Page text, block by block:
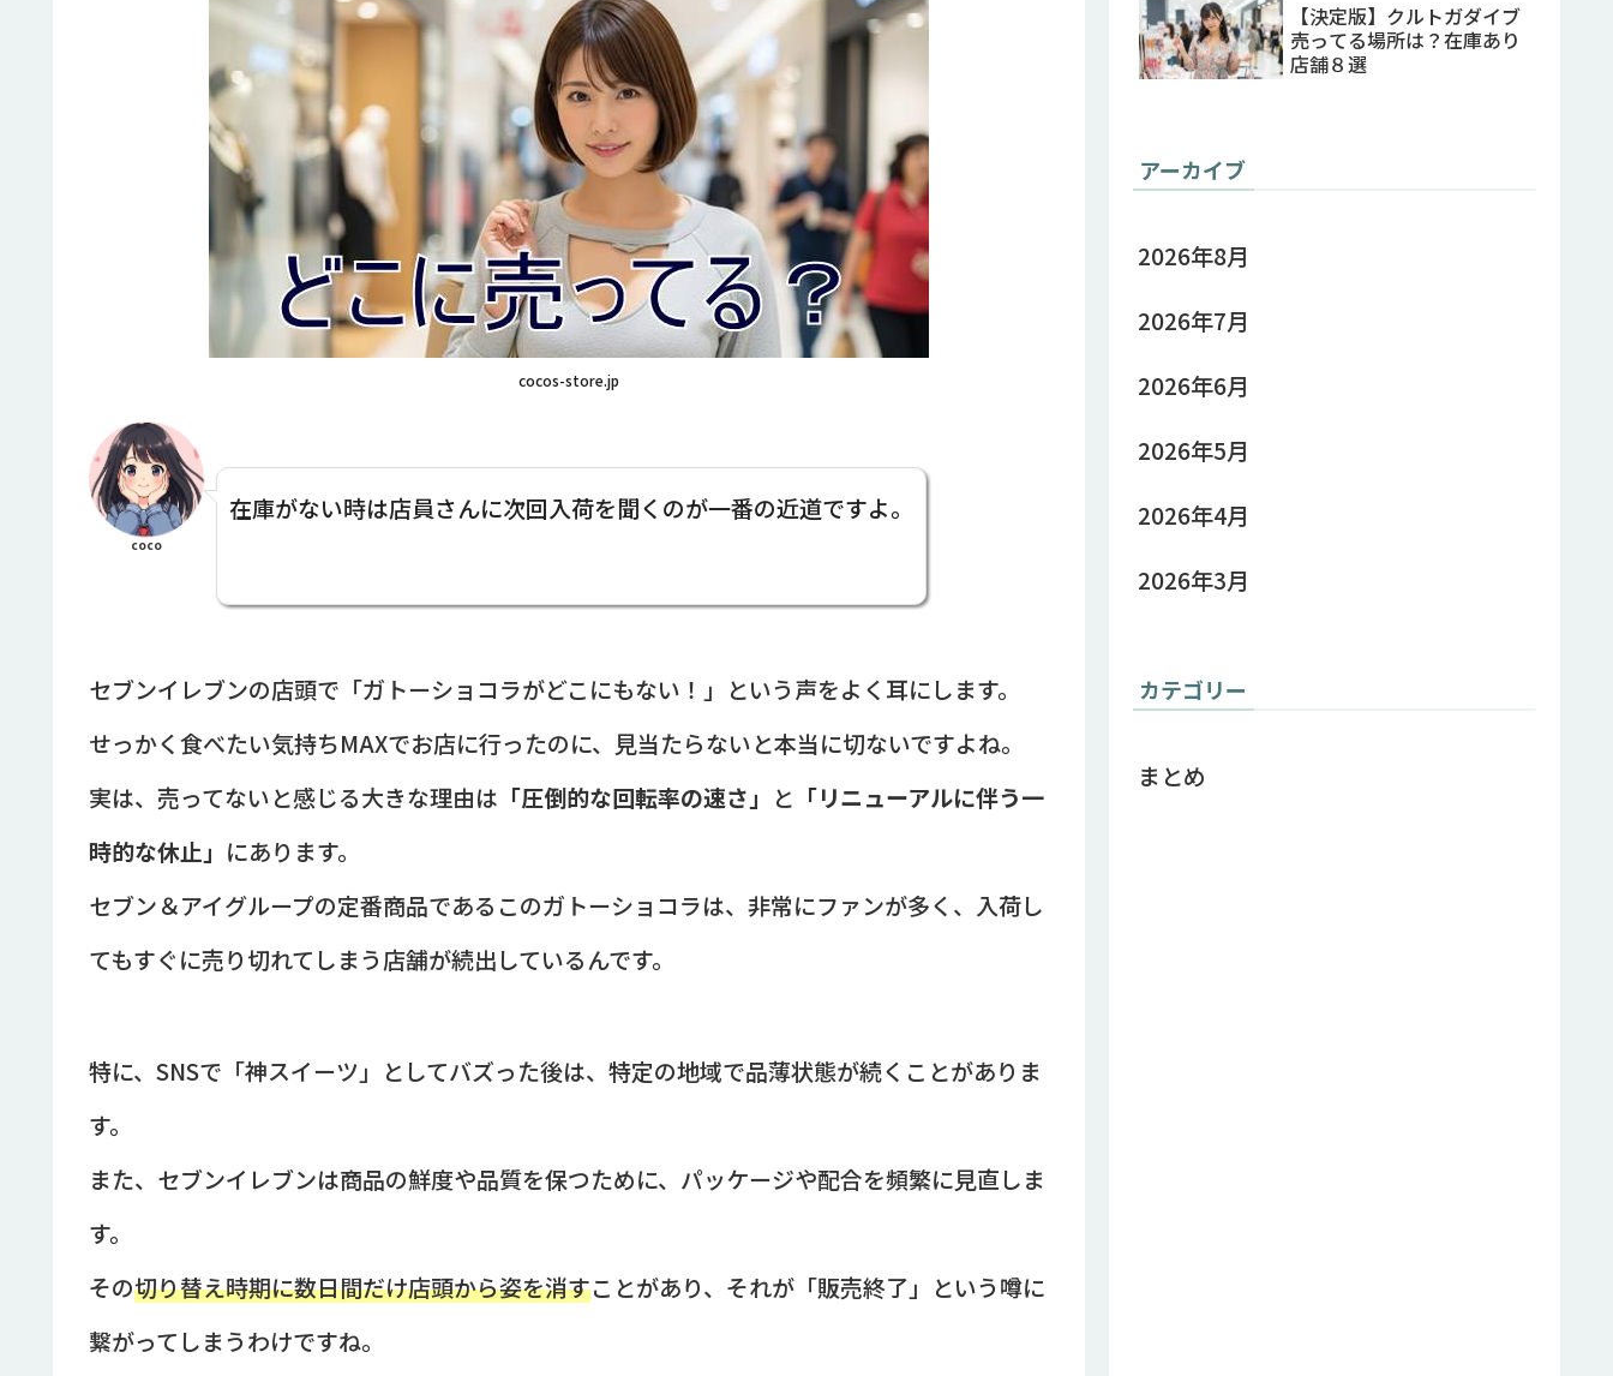
cocos-store.jp
coco
在庫がない時は店員さんに次回入荷を聞くのが一番の近道ですよ。
セブンイレブンの店頭で「ガトーショコラがどこにもない！」という声をよく耳にします。
せっかく食べたい気持ちMAXでお店に行ったのに、見当たらないと本当に切ないですよね。
実は、売ってないと感じる大きな理由は 「圧倒的な回転率の速さ」 と 「リニューアルに伴う一
時的な休止」 にあります。
セブン＆アイグループの定番商品であるこのガトーショコラは、非常にファンが多く、入荷し
てもすぐに売り切れてしまう店舗が続出しているんです。
特に、SNSで「神スイーツ」としてバズった後は、特定の地域で品薄状態が続くことがありま
す。
また、セブンイレブンは商品の鮮度や品質を保つために、パッケージや配合を頻繁に見直しま
す。
その切り替え時期に数日間だけ店頭から姿を消すことがあり、それが「販売終了」という噂に
繋がってしまうわけですね。
【決定版】クルトガダイブ
売ってる場所は？在庫あり
店舗８選
アーカイブ
2026年8月
2026年7月
2026年6月
2026年5月
2026年4月
2026年3月
カテゴリー
まとめ